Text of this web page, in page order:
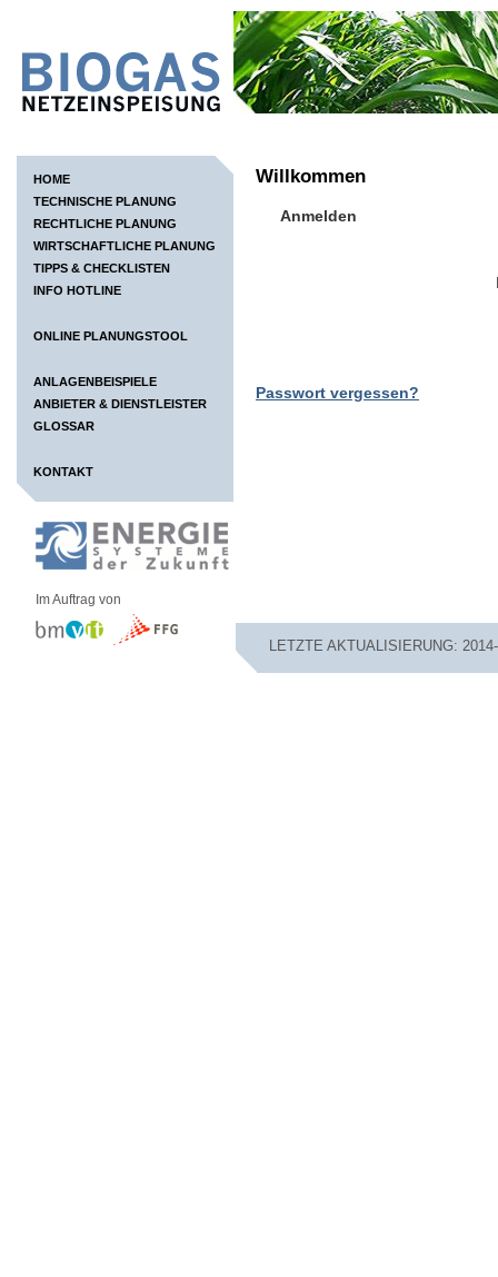
HOME
TECHNISCHE PLANUNG
RECHTLICHE PLANUNG
WIRTSCHAFTLICHE PLANUNG
TIPPS & CHECKLISTEN
INFO HOTLINE
ONLINE PLANUNGSTOOL
ANLAGENBEISPIELE
ANBIETER & DIENSTLEISTER
GLOSSAR
KONTAKT
Im Auftrag von
Willkommen
Anmelden
Passwort vergessen?
LETZTE AKTUALISIERUNG: